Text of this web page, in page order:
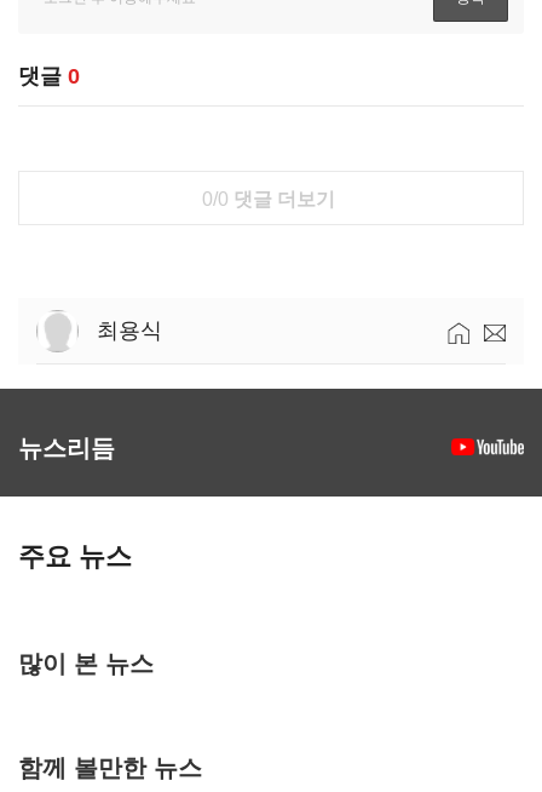
댓글 0
0/0 댓글 더보기
최용식
뉴스리듬
주요 뉴스
많이 본 뉴스
함께 볼만한 뉴스